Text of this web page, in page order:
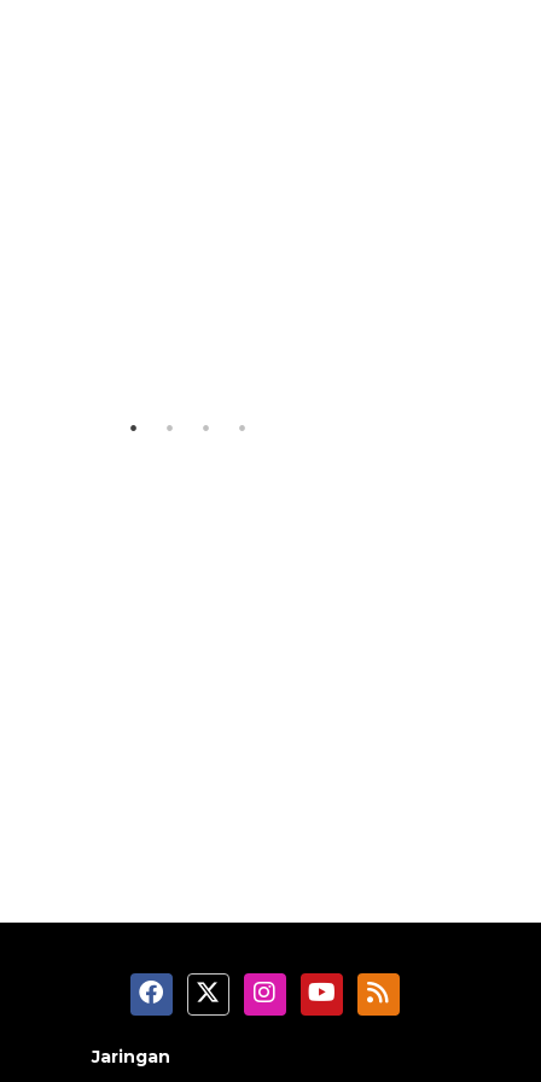
Jaringan